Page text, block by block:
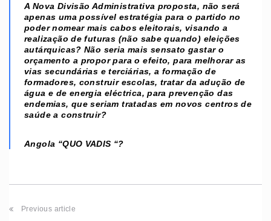
A Nova Divisão Administrativa proposta, não será
apenas uma possível estratégia para o partido no
poder nomear mais cabos eleitorais, visando a
realização de futuras (não sabe quando) eleições
autárquicas? Não seria mais sensato gastar o
orçamento a propor para o efeito, para melhorar as
vias secundárias e terciárias, a formação de
formadores, construir escolas, tratar da adução de
água e de energia eléctrica, para prevenção das
endemias, que seriam tratadas em novos centros de
saúde a construir?
Angola “QUO VADIS “?
Previous article